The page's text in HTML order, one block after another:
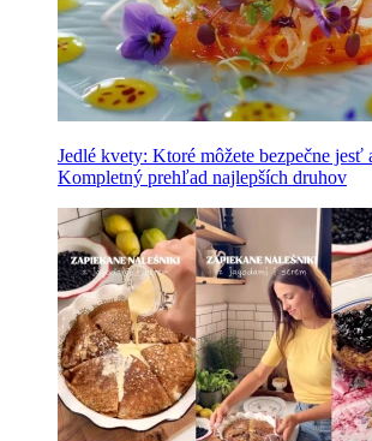
Jedlé kvety: Ktoré môžete bezpečne jesť
Kompletný prehľad najlepších druhov